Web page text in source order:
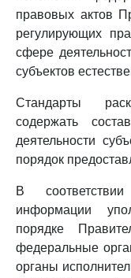
правовых актов
регулирующих
сфере
субъектов
Стандарты
содержать
деятельности
порядок
В
информации
порядке
федеральные
органы